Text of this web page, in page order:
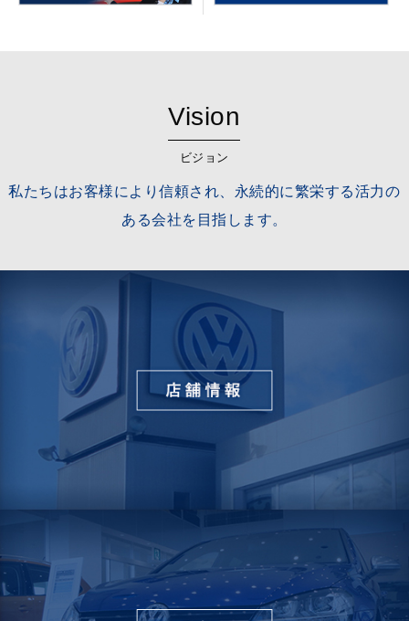
Vision
ビジョン
私たちはお客様により信頼され、永続的に繁栄する活力の
ある会社を目指します。